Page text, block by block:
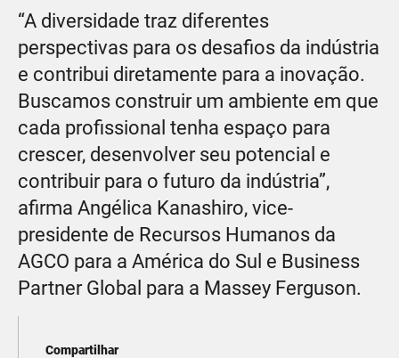
“A diversidade traz diferentes
perspectivas para os desafios da indústria
e contribui diretamente para a inovação.
Buscamos construir um ambiente em que
cada profissional tenha espaço para
crescer, desenvolver seu potencial e
contribuir para o futuro da indústria”,
afirma Angélica Kanashiro, vice-
presidente de Recursos Humanos da
AGCO para a América do Sul e Business
Partner Global para a Massey Ferguson.
Compartilhar